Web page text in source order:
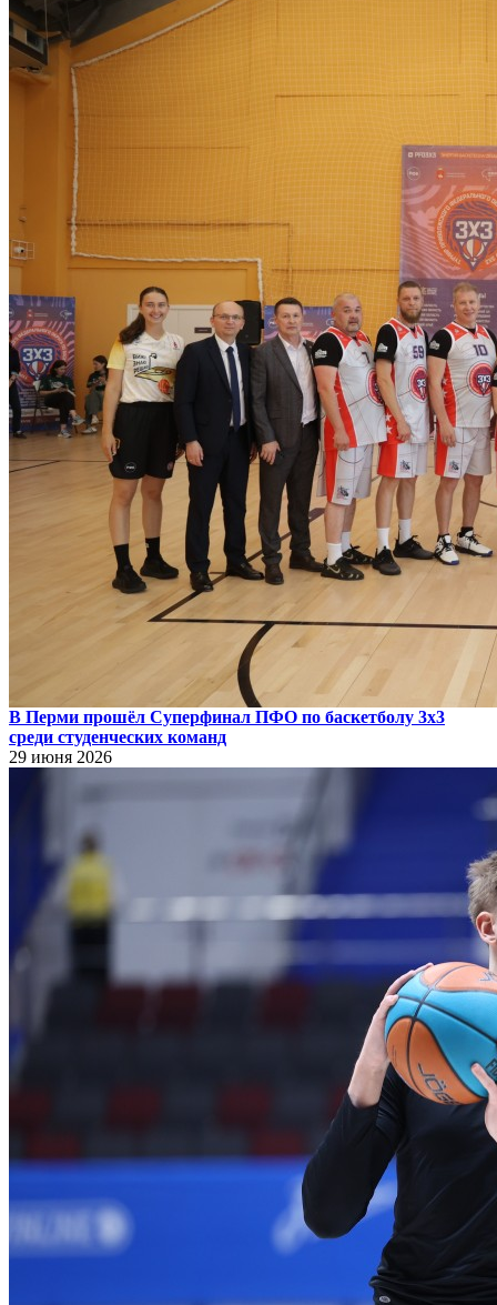
В Перми прошёл Суперфинал ПФО по баскетболу 3х3
среди студенческих команд
29 июня 2026